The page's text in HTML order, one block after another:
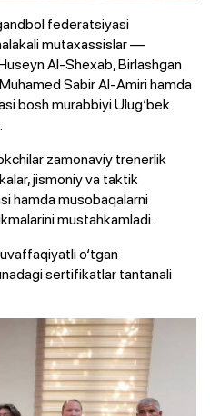
federatsiyasi
mutaxassislar —
Al-Shexab, Birlashgan
Sabir Al-Amiri hamda
bosh murabbiyi Ulug‘bek
zamonaviy trenerlik
jismoniy va taktik
hamda musobaqalarni
mustahkamladi.
o‘tgan
sertifikatlar tantanali